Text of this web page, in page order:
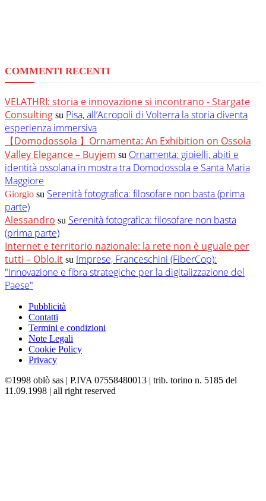
COMMENTI RECENTI
VELATHRI: storia e innovazione si incontrano - Stargate
Consulting su Pisa, all’Acropoli di Volterra la storia diventa
esperienza immersiva
【Domodossola 】Ornamenta: An Exhibition on Ossola
Valley Elegance – Buyjem su Ornamenta: gioielli, abiti e
identità ossolana in mostra tra Domodossola e Santa Maria
Maggiore
Giorgio su Serenità fotografica: filosofare non basta (prima
parte)
Alessandro su Serenità fotografica: filosofare non basta
(prima parte)
Internet e territorio nazionale: la rete non è uguale per
tutti – Oblo.it su Imprese, Franceschini (FiberCop):
"Innovazione e fibra strategiche per la digitalizzazione del
Paese"
Pubblicità
Contatti
Termini e condizioni
Note Legali
Cookie Policy
Privacy
©1998 oblò sas | P.IVA 07558480013 | trib. torino n. 5185 del
11.09.1998 | all right reserved